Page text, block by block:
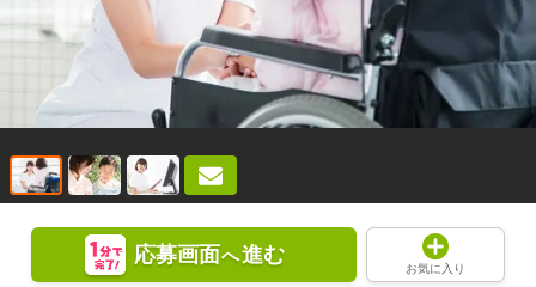
応募画面へ進む
お気に入り